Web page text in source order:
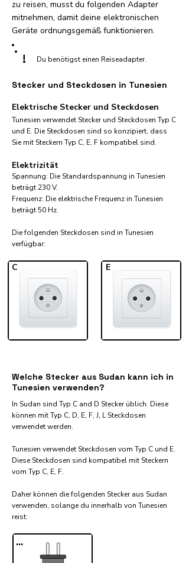
zu reisen, musst du folgenden Adapter
mitnehmen, damit deine elektronischen
Geräte ordnungsgemäß funktionieren.
! Du benötigst einen Reiseadapter.
Stecker und Steckdosen in Tunesien
Elektrische Stecker und Steckdosen
Tunesien verwendet Stecker und Steckdosen Typ C
und E. Die Steckdosen sind so konzipiert, dass
Sie mit Steckern Typ C, E, F kompatibel sind.
Elektrizität
Spannung: Die Standardspannung in Tunesien
beträgt 230 V.
Frequenz: Die elektrische Frequenz in Tunesien
beträgt 50 Hz.
Die folgenden Steckdosen sind in Tunesien
verfügbar:​
C E
Welche Stecker aus Sudan kann ich in
Tunesien verwenden?
In Sudan sind Typ C and D Stecker üblich. Diese
können mit Typ C, D, E, F, J, L Steckdosen
verwendet werden.
Tunesien verwendet Steckdosen vom Typ C und E.
Diese Steckdosen sind kompatibel mit Steckern
vom Typ C, E, F.
Daher können die folgenden Stecker aus Sudan
verwenden, solange du innerhalb von Tunesien
reist:​
...